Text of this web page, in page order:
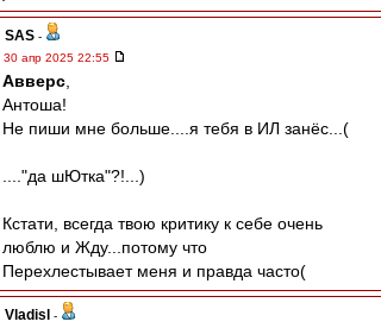
SAS -
30 апр 2025 22:55
Авверс
Антоша!
Не пиши мне больше....я тебя в ИЛ занёс...(
...."да шЮтка"?!...)
Кстати, всегда твою критику к себе очень
люблю и Жду...потому что
Перехлестывает меня и правда часто(
Vladisl
-